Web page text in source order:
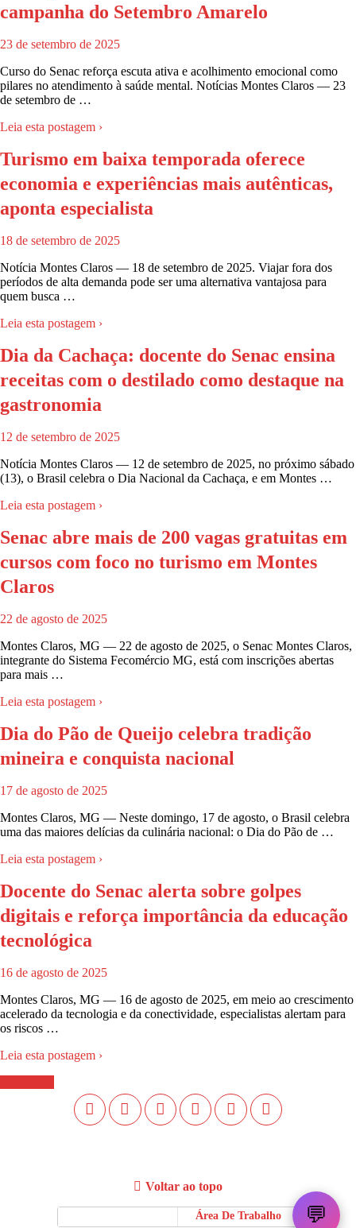
campanha do Setembro Amarelo
23 de setembro de 2025
Curso do Senac reforça escuta ativa e acolhimento emocional como
pilares no atendimento à saúde mental. Notícias Montes Claros — 23
de setembro de …
Leia esta postagem ›
Turismo em baixa temporada oferece
economia e experiências mais autênticas,
aponta especialista
18 de setembro de 2025
Notícia Montes Claros — 18 de setembro de 2025. Viajar fora dos
períodos de alta demanda pode ser uma alternativa vantajosa para
quem busca …
Leia esta postagem ›
Dia da Cachaça: docente do Senac ensina
receitas com o destilado como destaque na
gastronomia
12 de setembro de 2025
Notícia Montes Claros — 12 de setembro de 2025, no próximo sábado
(13), o Brasil celebra o Dia Nacional da Cachaça, e em Montes …
Leia esta postagem ›
Senac abre mais de 200 vagas gratuitas em
cursos com foco no turismo em Montes
Claros
22 de agosto de 2025
Montes Claros, MG — 22 de agosto de 2025, o Senac Montes Claros,
integrante do Sistema Fecomércio MG, está com inscrições abertas
para mais …
Leia esta postagem ›
Dia do Pão de Queijo celebra tradição
mineira e conquista nacional
17 de agosto de 2025
Montes Claros, MG — Neste domingo, 17 de agosto, o Brasil celebra
uma das maiores delícias da culinária nacional: o Dia do Pão de …
Leia esta postagem ›
Docente do Senac alerta sobre golpes
digitais e reforça importância da educação
tecnológica
16 de agosto de 2025
Montes Claros, MG — 16 de agosto de 2025, em meio ao crescimento
acelerado da tecnologia e da conectividade, especialistas alertam para
os riscos …
Leia esta postagem ›
💬
Voltar ao topo
Área De Trabalho